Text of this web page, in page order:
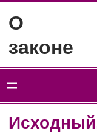
содержимому
О
законе